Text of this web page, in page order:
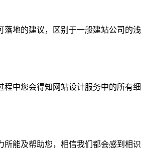
地的建议，区别于一般建站公司的
中您会得知网站设计服务中的所有
能及帮助您，相信我们都会感到相